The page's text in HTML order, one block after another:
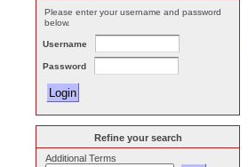
Please enter your username and password
below.
Username
Password
Refine your search
Additional Terms